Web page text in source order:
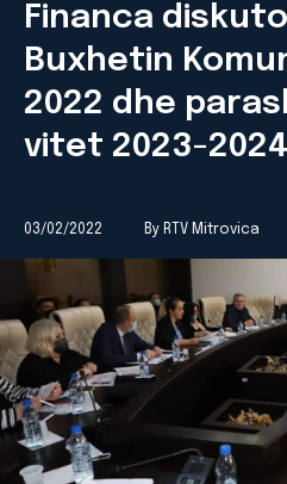
Financa
Buxhetin
2022 dhe
vitet 2023-2024
03/02/2022 By RTV Mitrovica